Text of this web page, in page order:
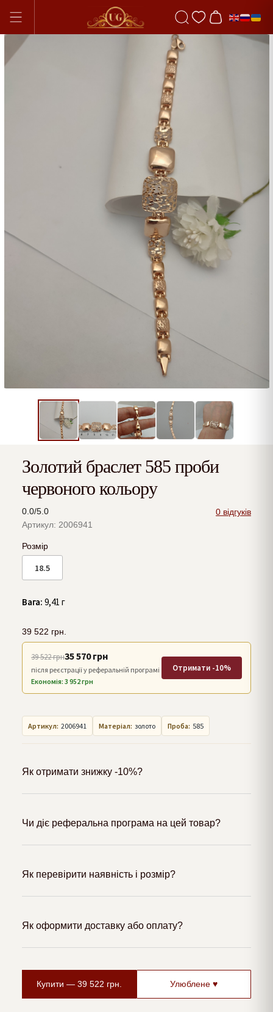
Золотий браслет 585 проби
червоного кольору
0.0/5.0
0 відгуків
Артикул: 2006941
Розмір
18.5
Вага: 9,41 г
39 522 грн.
39 522 грн35 570 грн
після реєстрації у реферальній програмі
Економія: 3 952 грн
Отримати -10%
Артикул: 2006941 Матеріал: золото Проба: 585
Як отримати знижку -10%?
Чи діє реферальна програма на цей товар?
Як перевірити наявність і розмір?
Як оформити доставку або оплату?
Купити — 39 522 грн. Улюблене ♥